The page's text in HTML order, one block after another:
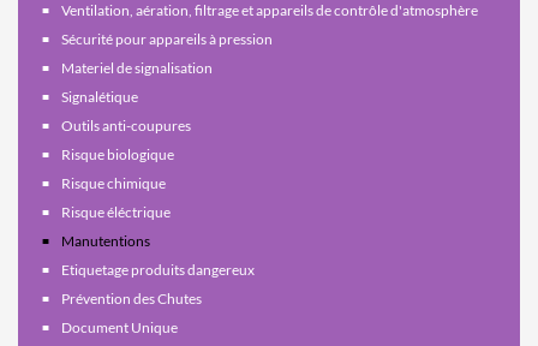
Ventilation, aération, filtrage et appareils de contrôle d'atmosphère
Sécurité pour appareils à pression
Materiel de signalisation
Signalétique
Outils anti-coupures
Risque biologique
Risque chimique
Risque éléctrique
Manutentions
Etiquetage produits dangereux
Prévention des Chutes
Document Unique